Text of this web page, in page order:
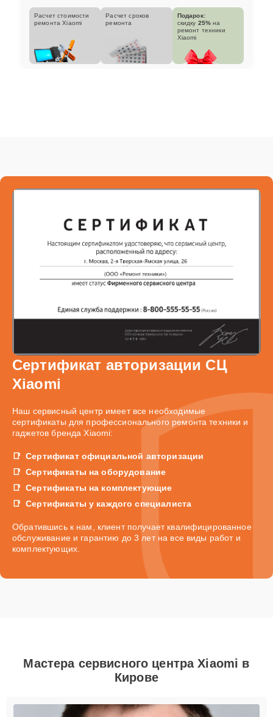
Расчет стоимости
ремонта Xiaomi
Расчет сроков
ремонта
Подарок:
скидку 25% на
ремонт техники
Xiaomi
Сертификат авторизации СЦ
Xiaomi
Наш сервисный центр имеет все необходимые
сертификаты для профессионального ремонта техники и
гаджетов бренда Xiaomi:
Сертификат официальной авторизации
Сертификаты на оборудование
Сертификаты на комплектующие
Сертификаты у каждого специалиста
Обратившись к нам, клиент получает квалифицированное
обслуживание и гарантию до 3 лет на все виды работ и
комплектующих.
Мастера сервисного центра Xiaomi в
Кирове